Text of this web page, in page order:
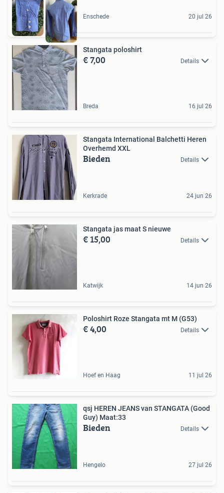
Enschede 20 jul 26
Stangata poloshirt
€ 7,00 Details
Breda 16 jul 26
Stangata International Balchetti Heren
Overhemd XXL
Bieden Details
Kerkrade 24 jun 26
Stangata jas maat S nieuwe
€ 15,00 Details
Katwijk 14 jun 26
Poloshirt Roze Stangata mt M (G53)
€ 4,00 Details
Hoef en Haag 11 jul 26
qsj HEREN JEANS van STANGATA (Good
Guy) Maat:33
Bieden Details
Hengelo 27 jul 26